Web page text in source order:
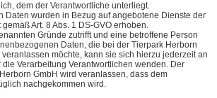
dem der Verantwortliche unterliegt.
Daten wurden in Bezug auf angebotene Dienste der
Art. 8 Abs. 1 DS-GVO erhoben.
Gründe zutrifft und eine betroffene Person
Daten, die bei der Tierpark Herborn
möchte, kann sie sich hierzu jederzeit an
Verarbeitung Verantwortlichen wenden. Der
GmbH wird veranlassen, dass dem
nachgekommen wird.